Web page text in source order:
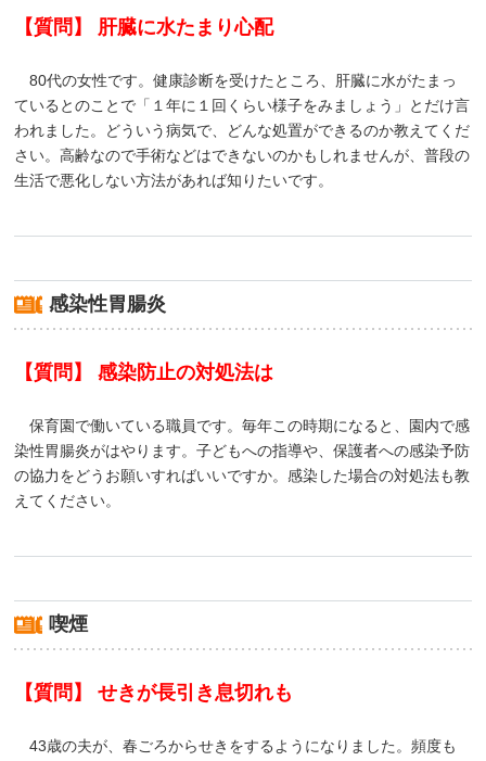
【質問】 肝臓に水たまり心配
80代の女性です。健康診断を受けたところ、肝臓に水がたまっ
ているとのことで「１年に１回くらい様子をみましょう」とだけ言
われました。どういう病気で、どんな処置ができるのか教えてくだ
さい。高齢なので手術などはできないのかもしれませんが、普段の
生活で悪化しない方法があれば知りたいです。
感染性胃腸炎
【質問】 感染防止の対処法は
保育園で働いている職員です。毎年この時期になると、園内で感
染性胃腸炎がはやります。子どもへの指導や、保護者への感染予防
の協力をどうお願いすればいいですか。感染した場合の対処法も教
えてください。
喫煙
【質問】 せきが長引き息切れも
43歳の夫が、春ごろからせきをするようになりました。頻度も